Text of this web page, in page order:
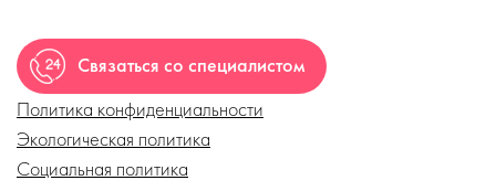
Связаться со специалистом
Политика конфиденциальности
Экологическая политика
Социальная политика